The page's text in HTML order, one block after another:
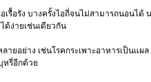
รัง บางครั้งไอถี่จนไม่สามารถนอนได้
ด้ง่ายเช่นเดียวกัน
ย่าง เช่นโรคกระเพาะอาหารเป็นแผล
หรี่อีกด้วย